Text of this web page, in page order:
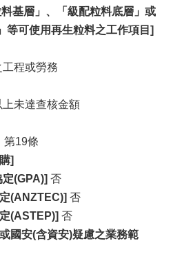
基層」、「級配粒料底層」或
等可使用再生粒料之工作項目]
程或勞務
未達查核金額
第19條
]
(GPA)] 否
(ANZTEC)] 否
(ASTEP)] 否
國安(含資安)疑慮之業務範